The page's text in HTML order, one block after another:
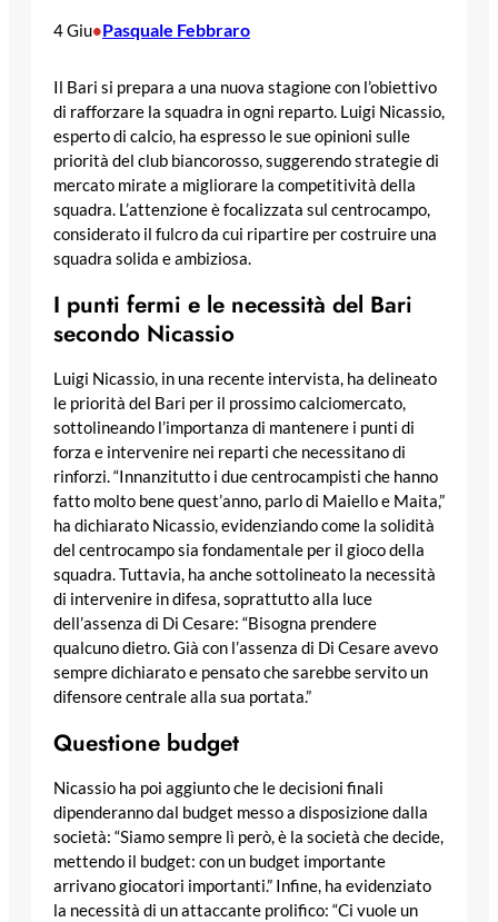
4 Giu•Pasquale Febbraro
Il Bari si prepara a una nuova stagione con l’obiettivo
di rafforzare la squadra in ogni reparto. Luigi Nicassio,
esperto di calcio, ha espresso le sue opinioni sulle
priorità del club biancorosso, suggerendo strategie di
mercato mirate a migliorare la competitività della
squadra. L’attenzione è focalizzata sul centrocampo,
considerato il fulcro da cui ripartire per costruire una
squadra solida e ambiziosa.
I punti fermi e le necessità del Bari
secondo Nicassio
Luigi Nicassio, in una recente intervista, ha delineato
le priorità del Bari per il prossimo calciomercato,
sottolineando l’importanza di mantenere i punti di
forza e intervenire nei reparti che necessitano di
rinforzi. “Innanzitutto i due centrocampisti che hanno
fatto molto bene quest’anno, parlo di Maiello e Maita,”
ha dichiarato Nicassio, evidenziando come la solidità
del centrocampo sia fondamentale per il gioco della
squadra. Tuttavia, ha anche sottolineato la necessità
di intervenire in difesa, soprattutto alla luce
dell’assenza di Di Cesare: “Bisogna prendere
qualcuno dietro. Già con l’assenza di Di Cesare avevo
sempre dichiarato e pensato che sarebbe servito un
difensore centrale alla sua portata.”
Questione budget
Nicassio ha poi aggiunto che le decisioni finali
dipenderanno dal budget messo a disposizione dalla
società: “Siamo sempre lì però, è la società che decide,
mettendo il budget: con un budget importante
arrivano giocatori importanti.” Infine, ha evidenziato
la necessità di un attaccante prolifico: “Ci vuole un